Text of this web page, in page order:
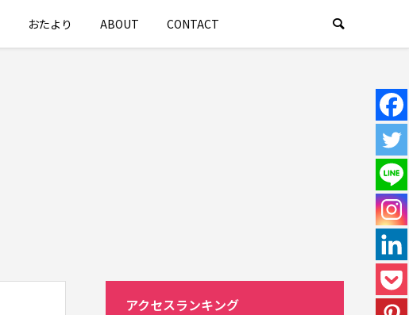
おたより ABOUT CONTACT
アクセスランキング